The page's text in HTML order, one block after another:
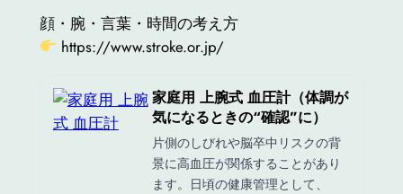
顔・腕・言葉・時間の考え方
https://www.stroke.or.jp/
家庭用 上腕式 血圧計（体調が
気になるときの“確認”に）
片側のしびれや脳卒中リスクの背
景に高血圧が関係することがあり
ます。日頃の健康管理として、